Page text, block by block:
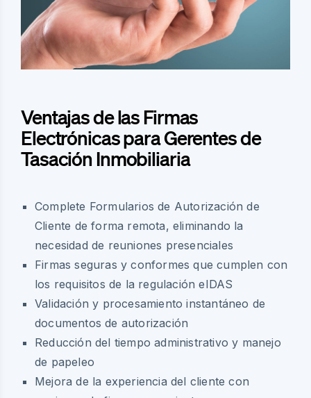
Ventajas de las Firmas
Electrónicas para Gerentes de
Tasación Inmobiliaria
Complete Formularios de Autorización de
Cliente de forma remota, eliminando la
necesidad de reuniones presenciales
Firmas seguras y conformes que cumplen con
los requisitos de la regulación eIDAS
Validación y procesamiento instantáneo de
documentos de autorización
Reducción del tiempo administrativo y manejo
de papeleo
Mejora de la experiencia del cliente con